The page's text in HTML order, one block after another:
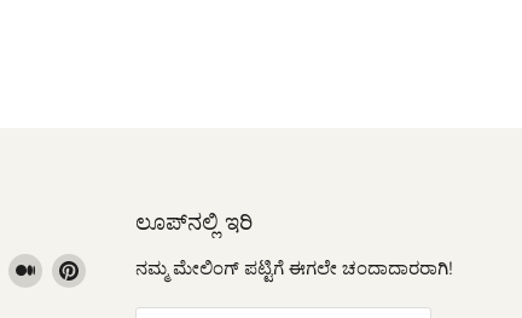
FindFind
ಲೂಪ್‌ನಲ್ಲಿ ಇರಿ
ನಮ್ಮ ಮೇಲಿಂಗ್ ಪಟ್ಟಿಗೆ ಈಗಲೇ ಚಂದಾದಾರರಾಗಿ!